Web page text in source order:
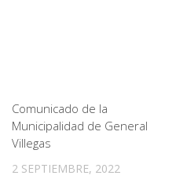
Comunicado de la
Municipalidad de General
Villegas
2 SEPTIEMBRE, 2022